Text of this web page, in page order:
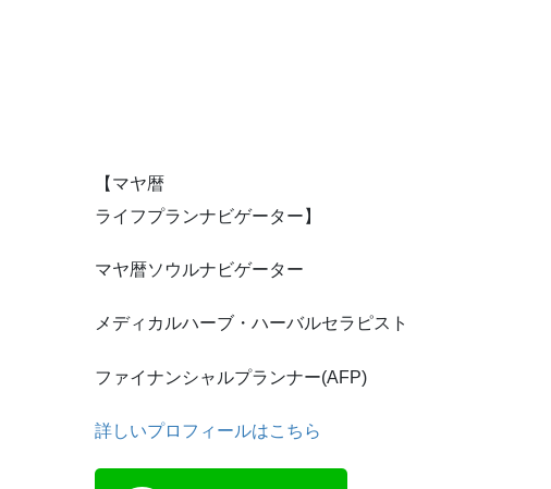
【マヤ暦
ライフプランナビゲーター】
マヤ暦ソウルナビゲーター
メディカルハーブ・ハーバルセラピスト
ファイナンシャルプランナー(AFP)
詳しいプロフィールはこちら